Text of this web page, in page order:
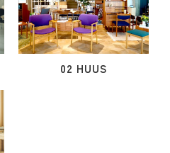
02 HUUS